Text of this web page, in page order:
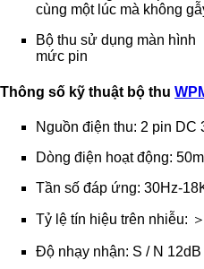
cùng một lúc mà không
Bộ thu sử dụng màn hình
mức pin
Thông số kỹ thuật bộ thu
Nguồn điện thu: 2 pin DC
Dòng điện hoạt động:
Tần số đáp ứng: 30Hz-
Tỷ lệ tín hiệu trên nhiễu:
Độ nhạy nhận: S / N